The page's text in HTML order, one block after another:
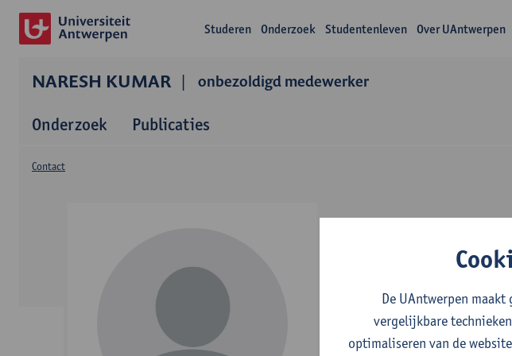
Studeren Onderzoek Studentenleven Over UAntwerpen
NARESH KUMAR onbezoldigd medewerker
Onderzoek Publicaties
Over
Contact
De UAntwerpen maakt
vergelijkbare
optimaliseren van de